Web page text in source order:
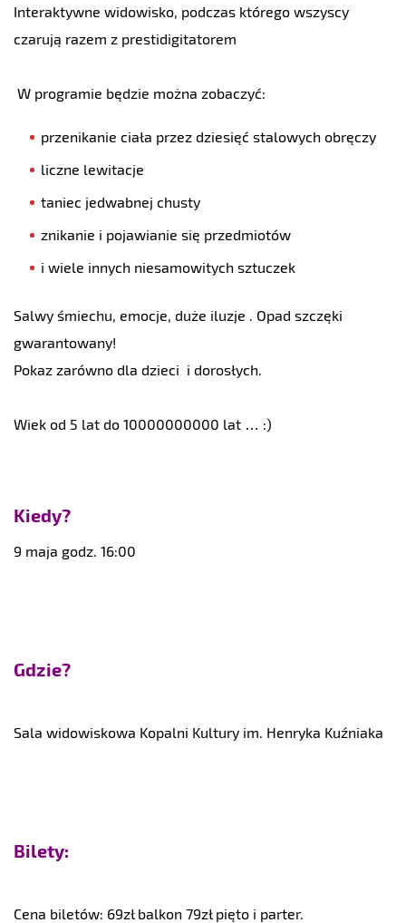
Interaktywne widowisko, podczas którego wszyscy
czarują razem z prestidigitatorem
W programie będzie można zobaczyć:
przenikanie ciała przez dziesięć stalowych obręczy
liczne lewitacje
taniec jedwabnej chusty
znikanie i pojawianie się przedmiotów
i wiele innych niesamowitych sztuczek
Salwy śmiechu, emocje, duże iluzje . Opad szczęki
gwarantowany!
Pokaz zarówno dla dzieci i dorosłych.
Wiek od 5 lat do 10000000000 lat … :)
Kiedy?
9 maja godz. 16:00
Gdzie?
Sala widowiskowa Kopalni Kultury im. Henryka Kuźniaka
Bilety:
Cena biletów: 69zł balkon 79zł pięto i parter.